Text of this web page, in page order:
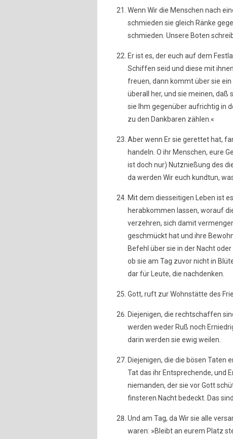
Wenn Wir die Menschen nach
schmieden sie gleich Ränke
schmieden. Unsere Boten
Er ist es, der euch auf dem
Schiffen seid und diese mit
freuen, dann kommt über sie
überall her, und sie meinen, daß
sie Ihm gegenüber aufrichtig in
zu den Dankbaren zählen.«
Aber wenn Er sie gerettet hat,
handeln. O ihr Menschen, eure
ist doch nur) Nutznießung des
da werden Wir euch kundtun,
Mit dem diesseitigen Leben ist
herabkommen lassen, worauf
verzehren, sich damit
geschmückt hat und ihre
Befehl über sie in der Nacht
ob sie am Tag zuvor nicht in
dar für Leute, die nachdenken.
Gott, ruft zur Wohnstätte des
Diejenigen, die rechtschaffen
werden weder Ruß noch
darin werden sie ewig weilen.
Diejenigen, die die bösen Taten
Tat das ihr Entsprechende, und
niemanden, der sie vor Gott
finsteren Nacht bedeckt. Das
Und am Tag, da Wir sie alle
waren: »Bleibt an eurem Platz